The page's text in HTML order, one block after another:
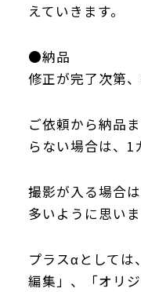
えていきます。
●納品
修正が完了次第、
ご依頼から納品
らない場合は、1
撮影が入る場合
多いように思いま
プラスαとしては
編集」、「オリ